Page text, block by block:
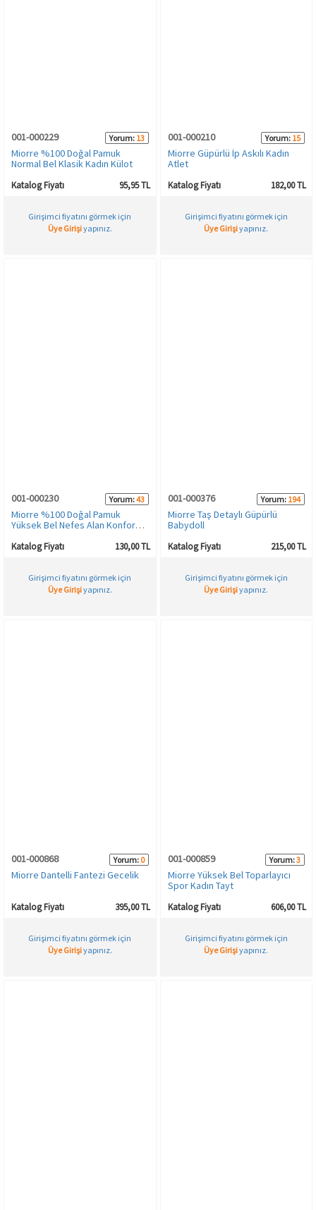
001-000229 Yorum: 13
Miorre %100 Doğal Pamuk
Normal Bel Klasik Kadın Külot
Katalog Fiyatı 95,95 TL
Girişimci fiyatını görmek için
Üye Girişiyapınız.
001-000210 Yorum: 15
Miorre Güpürlü İp Askılı Kadın
Atlet
Katalog Fiyatı 182,00 TL
Girişimci fiyatını görmek için
Üye Girişiyapınız.
001-000230 Yorum:43
Miorre %100 Doğal Pamuk
Yüksek Bel Nefes Alan Konfor
Katalog Fiyatı 130,00 TL
Girişimci fiyatını görmek için
Üye Girişiyapınız.
001-000376 Yorum: 194
Miorre Taş Detaylı Güpürlü
Babydoll
Katalog Fiyatı 215,00 TL
Girişimci fiyatını görmek için
Üye Girişiyapınız.
001-000868 Yorum: 0
Miorre Dantelli Fantezi Gecelik
Katalog Fiyatı 395,00 TL
Girişimci fiyatını görmek için
Üye Girişiyapınız.
001-000859 Yorum:3
Miorre Yüksek Bel Toparlayıcı
Spor Kadın Tayt
Katalog Fiyatı 606,00 TL
Girişimci fiyatını görmek için
Üye Girişiyapınız.